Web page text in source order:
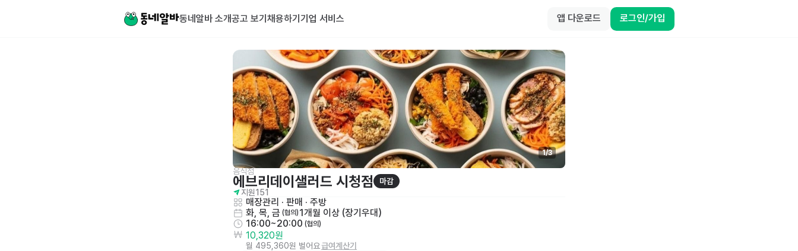
동네알바 소개공고 보기 채용하기 기업 서비스 앱 다운로드 로그인/가입
1/3
음식점
에브리데이샐러드 시청점
마감
지원151
매장관리 · 판매 · 주방
화, 목, 금 (협의) 1개월 이상 (장기우대)
16:00~20:00 (협의)
10,320원
월 495,360원 벌어요급여계산기